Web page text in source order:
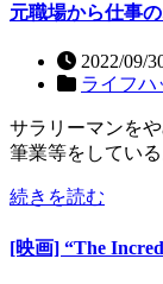
元職場から仕事
2022/09/
ライフハ
サラリーマンを
筆業等をしている
続きを読む
[映画] “The